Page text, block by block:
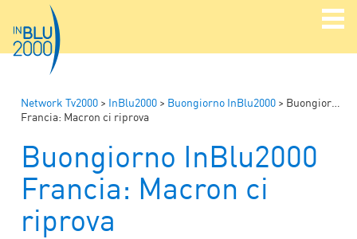
Network Tv2000 > InBlu2000 > Buongiorno InBlu2000 > Buongiorno InBlu2000
Francia: Macron ci riprova
Buongiorno InBlu2000
Francia: Macron ci
riprova